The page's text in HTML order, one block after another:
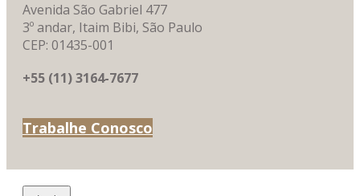
Avenida São Gabriel 477
3º andar, Itaim Bibi, São Paulo
CEP: 01435-001
+55 (11) 3164-7677
Trabalhe Conosco